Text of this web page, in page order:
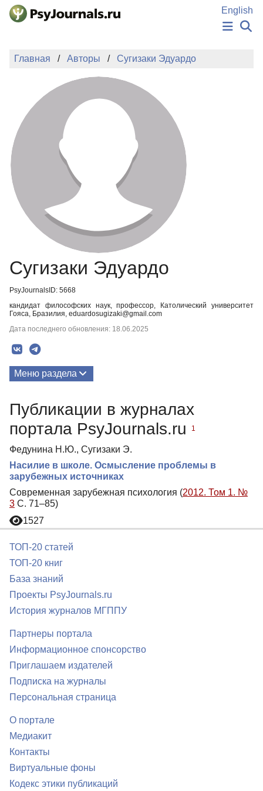
Перейти к основному содержанию
English
НОВОСТИ
АВТОРЫ
ПОДАТЬ РУКОПИСЬ
БАЗА ЗНАНИЙ
КЛЮЧЕВЫЕ СЛОВА
Регистрация
Главная Авторы Сугизаки Эдуардо
Сугизаки Эдуардо
PsyJournalsID: 5668
кандидат философских наук, профессор, Католический университет
Гояса, Бразилия, eduardosugizaki@gmail.com
Дата последнего обновления: 18.06.2025
Меню раздела
Публикации в журналах
портала PsyJournals.ru
1
Федунина Н.Ю., Сугизаки Э.
Насилие в школе. Осмысление проблемы в
зарубежных источниках
Современная зарубежная психология (2012. Том 1. №
3 С. 71–85)
1527
ТОП-20 статей
ТОП-20 книг
База знаний
Проекты PsyJournals.ru
История журналов МГППУ
Партнеры портала
Информационное спонсорство
Приглашаем издателей
Подписка на журналы
Персональная страница
О портале
Медиакит
Контакты
Виртуальные фоны
Кодекс этики публикаций